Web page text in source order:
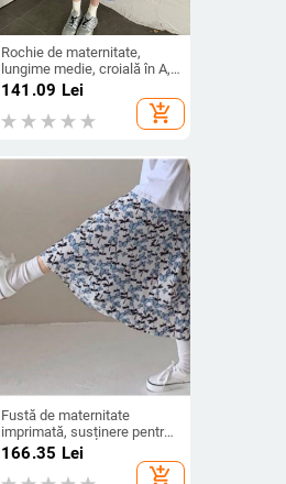
Rochie de maternitate,
lungime medie, croială în A,
primăvară-toamnă, croială
lejeră, decolteu rotund,
mâneci lungi, poliester
141.09 Lei
add_shopping_cart
Fustă de maternitate
imprimată, susținere pentru
burtă, croială evazată
166.35 Lei
add_shopping_cart